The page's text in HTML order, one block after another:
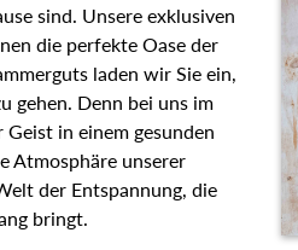
sind. Unsere exklusiven
die perfekte Oase der
laden wir Sie ein,
gehen. Denn bei uns im
in einem gesunden
Atmosphäre unserer
der Entspannung, die
bringt.